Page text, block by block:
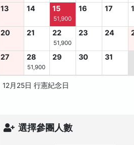
13 14 15
51,900
16 17
20 21 22
51,900
23 24
27 28
51,900
29 30 31
12月25日 行憲紀念日
選擇參團人數